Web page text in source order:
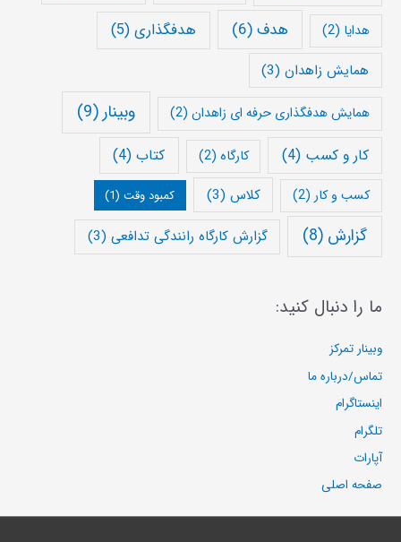
هدایا (2) هدف(6) هدفگذاری(5)
همایش زاهدان(3)
همایش هدفگذاری حرفه ای زاهدان(2) وبینار (9)
کار و کسب (4) کارگاه (2) کتاب(4)
کسب و کار (2) کلاس (3) کمبود وقت(1)
گزارش (8) گزارش کارگاه رانندگی تدافعی (3)
ما را دنبال کنید:
وبینار تمرکز
تماس/درباره ما
اینستاگرام
تلگرام
آپارات
صفحه اصلی